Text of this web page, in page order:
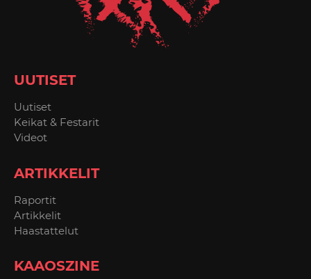
UUTISET
Uutiset
Keikat & Festarit
Videot
ARTIKKELIT
Raportit
Artikkelit
Haastattelut
KAAOSZINE